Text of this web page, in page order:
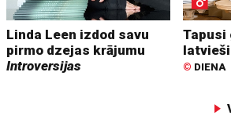
Linda Leen izdod savu
pirmo dzejas krājumu
Introversijas
Tapusi
© DIENA